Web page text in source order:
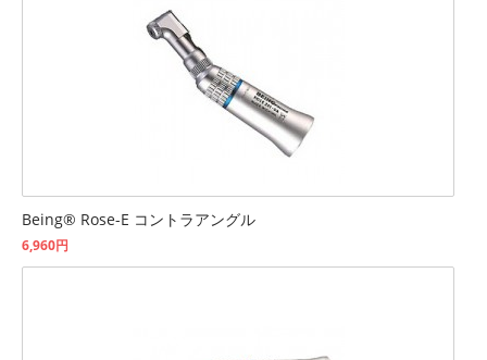
Being® Rose-E コントラアングル
6,960円